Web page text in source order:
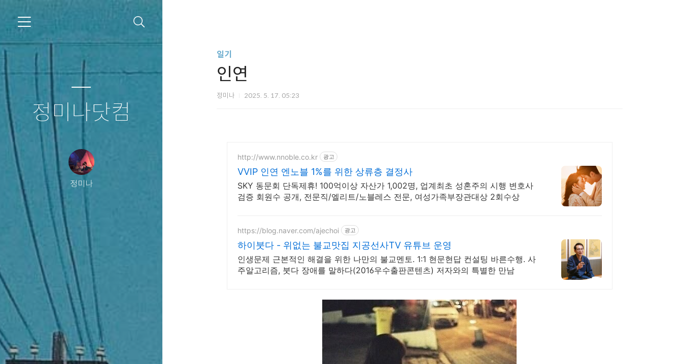
정미나닷컴
정미나
일기
인연
정미나 2025. 5. 17. 05:23
http://www.nnoble.co.kr 광고
VVIP 인연 엔노블 1%를 위한 상류층 결정사
SKY 동문회 단독제휴! 100억이상 자산가 1,002명, 업계최초 성혼주의 시행 변호사
검증 회원수 공개, 전문직/엘리트/노블레스 전문, 여성가족부장관대상 2회수상
https://blog.naver.com/ajechoi 광고
하이붓다 - 위없는 불교맛집 지공선사TV 유튜브 운영
인생문제 근본적인 해결을 위한 나만의 불교멘토. 1:1 현문현답 컨설팅 바른수행. 사
주알고리즘, 붓다 장애를 말하다(2016우수출판콘텐츠) 저자와의 특별한 만남